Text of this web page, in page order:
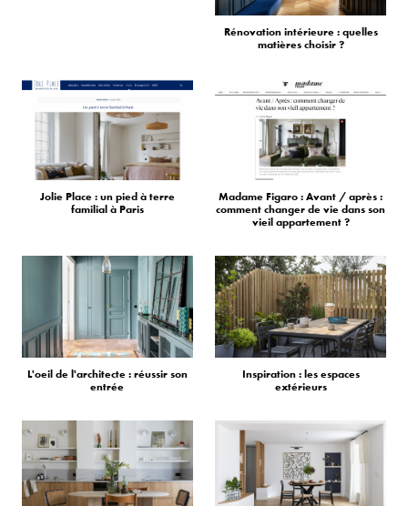
Rénovation intérieure : quelles
matières choisir ?
Jolie Place : un pied à terre
familial à Paris
Madame Figaro : Avant / après :
comment changer de vie dans son
vieil appartement ?
L'oeil de l'architecte : réussir son
entrée
Inspiration : les espaces
extérieurs